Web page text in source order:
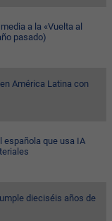
a la «Vuelta al
pasado)
América Latina con
española que usa IA
dieciséis años de